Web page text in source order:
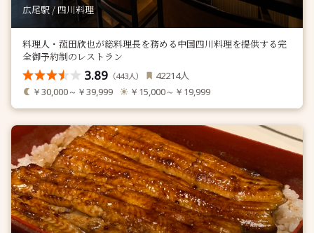
広尾駅 / 四川料理
料理人・菰田欣也が総料理長を務める中国四川料理を提供する完
全御予約制のレストラン
3.89 （443人） 42214人
￥30,000～￥39,999 ￥15,000～￥19,999